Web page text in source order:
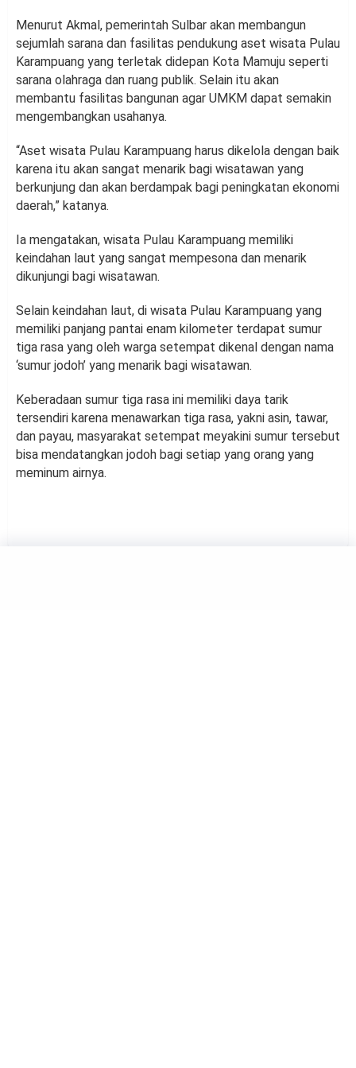
Menurut Akmal, pemerintah Sulbar akan membangun
sejumlah sarana dan fasilitas pendukung aset wisata Pulau
Karampuang yang terletak didepan Kota Mamuju seperti
sarana olahraga dan ruang publik. Selain itu akan
membantu fasilitas bangunan agar UMKM dapat semakin
mengembangkan usahanya.
“Aset wisata Pulau Karampuang harus dikelola dengan baik
karena itu akan sangat menarik bagi wisatawan yang
berkunjung dan akan berdampak bagi peningkatan ekonomi
daerah,” katanya.
Ia mengatakan, wisata Pulau Karampuang memiliki
keindahan laut yang sangat mempesona dan menarik
dikunjungi bagi wisatawan.
Selain keindahan laut, di wisata Pulau Karampuang yang
memiliki panjang pantai enam kilometer terdapat sumur
tiga rasa yang oleh warga setempat dikenal dengan nama
‘sumur jodoh’ yang menarik bagi wisatawan.
Keberadaan sumur tiga rasa ini memiliki daya tarik
tersendiri karena menawarkan tiga rasa, yakni asin, tawar,
dan payau, masyarakat setempat meyakini sumur tersebut
bisa mendatangkan jodoh bagi setiap yang orang yang
meminum airnya.